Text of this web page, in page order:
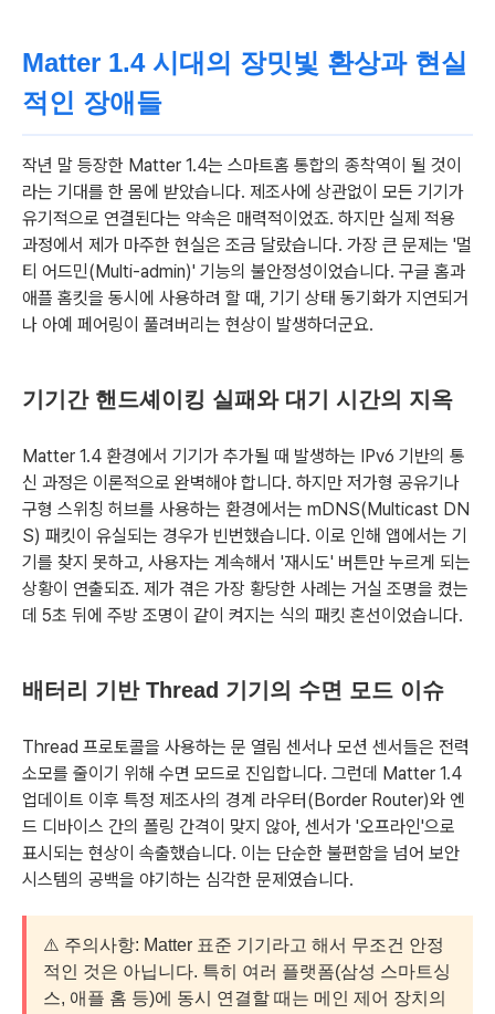
Matter 1.4 시대의 장밋빛 환상과 현실
적인 장애들
작년 말 등장한 Matter 1.4는 스마트홈 통합의 종착역이 될 것이
라는 기대를 한 몸에 받았습니다. 제조사에 상관없이 모든 기기가
유기적으로 연결된다는 약속은 매력적이었죠. 하지만 실제 적용
과정에서 제가 마주한 현실은 조금 달랐습니다. 가장 큰 문제는 '멀
티 어드민(Multi-admin)' 기능의 불안정성이었습니다. 구글 홈과
애플 홈킷을 동시에 사용하려 할 때, 기기 상태 동기화가 지연되거
나 아예 페어링이 풀려버리는 현상이 발생하더군요.
기기간 핸드셰이킹 실패와 대기 시간의 지옥
Matter 1.4 환경에서 기기가 추가될 때 발생하는 IPv6 기반의 통
신 과정은 이론적으로 완벽해야 합니다. 하지만 저가형 공유기나
구형 스위칭 허브를 사용하는 환경에서는 mDNS(Multicast DN
S) 패킷이 유실되는 경우가 빈번했습니다. 이로 인해 앱에서는 기
기를 찾지 못하고, 사용자는 계속해서 '재시도' 버튼만 누르게 되는
상황이 연출되죠. 제가 겪은 가장 황당한 사례는 거실 조명을 켰는
데 5초 뒤에 주방 조명이 같이 켜지는 식의 패킷 혼선이었습니다.
배터리 기반 Thread 기기의 수면 모드 이슈
Thread 프로토콜을 사용하는 문 열림 센서나 모션 센서들은 전력
소모를 줄이기 위해 수면 모드로 진입합니다. 그런데 Matter 1.4
업데이트 이후 특정 제조사의 경계 라우터(Border Router)와 엔
드 디바이스 간의 폴링 간격이 맞지 않아, 센서가 '오프라인'으로
표시되는 현상이 속출했습니다. 이는 단순한 불편함을 넘어 보안
시스템의 공백을 야기하는 심각한 문제였습니다.
⚠️ 주의사항: Matter 표준 기기라고 해서 무조건 안정
적인 것은 아닙니다. 특히 여러 플랫폼(삼성 스마트싱
스, 애플 홈 등)에 동시 연결할 때는 메인 제어 장치의